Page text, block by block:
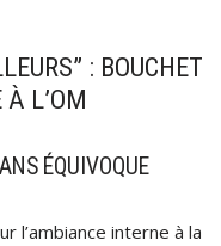
: BOUCHET
L’OM
ÉQUIVOQUE
l’ambiance interne à la